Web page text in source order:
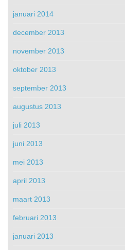
januari 2014
december 2013
november 2013
oktober 2013
september 2013
augustus 2013
juli 2013
juni 2013
mei 2013
april 2013
maart 2013
februari 2013
januari 2013